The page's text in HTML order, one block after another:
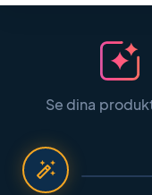
Se dina
auto_fix_high